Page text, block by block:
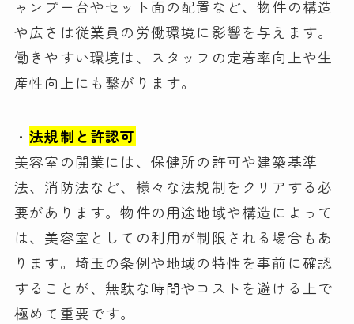
ャンプー台やセット面の配置など、物件の構造
や広さは従業員の労働環境に影響を与えます。
働きやすい環境は、スタッフの定着率向上や生
産性向上にも繋がります。
・法規制と許認可
美容室の開業には、保健所の許可や建築基準
法、消防法など、様々な法規制をクリアする必
要があります。物件の用途地域や構造によって
は、美容室としての利用が制限される場合もあ
ります。埼玉の条例や地域の特性を事前に確認
することが、無駄な時間やコストを避ける上で
極めて重要です。